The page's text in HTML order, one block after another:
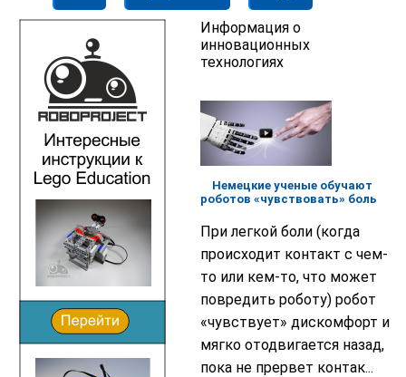
Информация о
инновационных
технологиях
Немецкие ученые обучают
роботов «чувствовать» боль
При легкой боли (когда
происходит контакт с чем-
то или кем-то, что может
повредить роботу) робот
«чувствует» дискомфорт и
мягко отодвигается назад,
пока не прервет контак...